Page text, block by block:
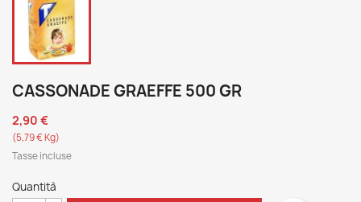
CASSONADE GRAEFFE 500 GR
2,90 €
(5,79 € Kg)
Tasse incluse
Quantità